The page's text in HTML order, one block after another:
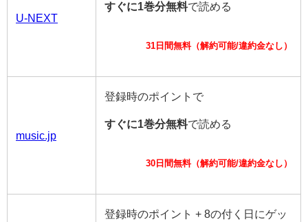
U-NEXT
すぐに1巻分無料で読める
31日間無料（解約可能/違約金なし）
music.jp
登録時のポイントで
すぐに1巻分無料で読める
30日間無料（解約可能/違約金なし）
登録時のポイント + 8の付く日にゲッ